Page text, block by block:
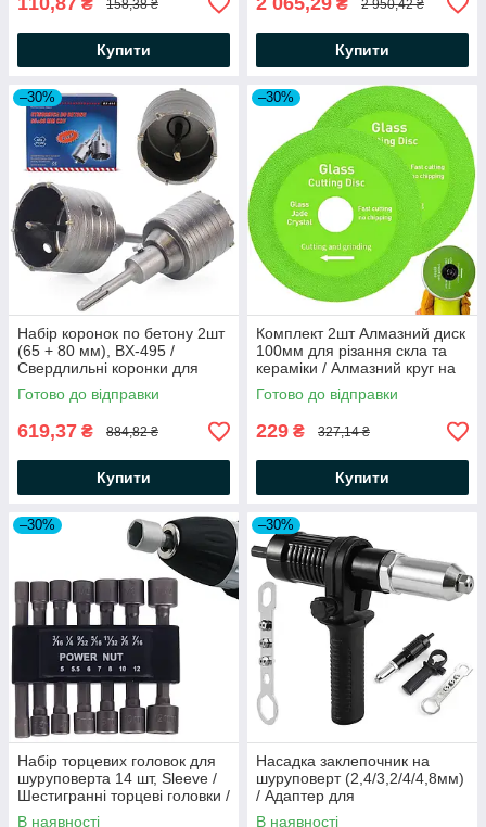
₴ 158,38 ₴
Купити
₴ 2 950,42 ₴
Купити
–30%
Набір коронок по бетону 2шт
(65 + 80 мм), BX-495 /
Свердлильні коронки для
бетона / Кільцева коронка
Готово до відправки
619,37 ₴ 884,82 ₴
Купити
–30%
Комплект 2шт Алмазний диск
100мм для різання скла та
кераміки / Алмазний круг на
болгарку / Диск на болгарку
Готово до відправки
229 ₴ 327,14 ₴
Купити
–30%
Набір торцевих головок для
шуруповерта 14 шт, Sleeve /
Шестигранні торцеві головки /
Гвинтові втулки
В наявності
–30%
Насадка заклепочник на
шуруповерт (2,4/3,2/4/4,8мм)
/ Адаптер для
заклепувальних гайок /
В наявності